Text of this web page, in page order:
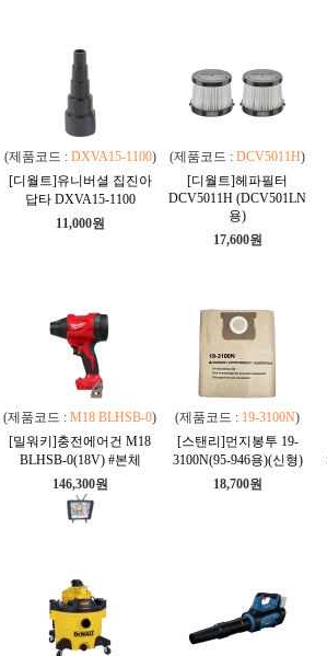
(제품코드 : DXVA15-1100)
[디월트]유니버셜 집진아
답타 DXVA15-1100
11,000원
(제품코드 : DCV5011H)
[디월트]헤파필터
DCV5011H (DCV501LN
용)
17,600원
(제품코드 : M18 BLHSB-0)
[밀워키]충전에어건 M18
BLHSB-0(18V) #본체
146,300원
(제품코드 : 19-3100N)
[스탠리]먼지봉투 19-
3100N(95-946용)(신형)
18,700원